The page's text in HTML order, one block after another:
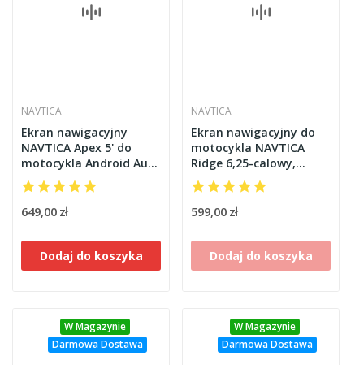
NAVTICA
Ekran nawigacyjny
NAVTICA Apex 5' do
motocykla Android Auto
/ Apple CarPlay
uniwersalny + do
uchwytu BMW
649,00 zł
Dodaj do koszyka
NAVTICA
Ekran nawigacyjny do
motocykla NAVTICA
Ridge 6,25-calowy,
CarPlay, BT
599,00 zł
Dodaj do koszyka
W Magazynie
Darmowa Dostawa
W Magazynie
Darmowa Dostawa